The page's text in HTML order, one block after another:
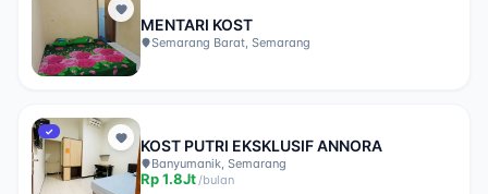
MENTARI KOST
Semarang Barat, Semarang
✓
KOST PUTRI EKSKLUSIF ANNORA
Banyumanik, Semarang
Rp1.8Jt/bulan